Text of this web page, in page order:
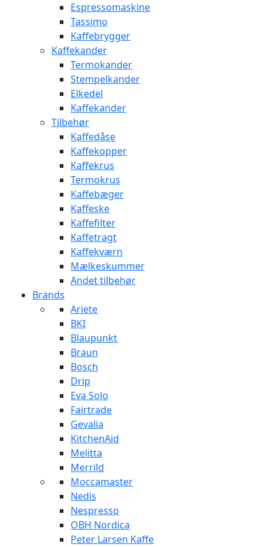
Espressomaskine
Tassimo
Kaffebrygger
Kaffekander
Termokander
Stempelkander
Elkedel
Kaffekander
Tilbehør
Kaffedåse
Kaffekopper
Kaffekrus
Termokrus
Kaffebæger
Kaffeske
Kaffefilter
Kaffetragt
Kaffekværn
Mælkeskummer
Andet tilbehør
Brands
Ariete
BKI
Blaupunkt
Braun
Bosch
Drip
Eva Solo
Fairtrade
Gevalia
KitchenAid
Melitta
Merrild
Moccamaster
Nedis
Nespresso
OBH Nordica
Peter Larsen Kaffe